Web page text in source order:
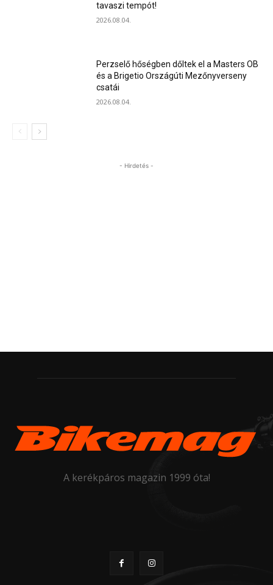
tavaszi tempót!
2026.08.04.
Perzselő hőségben dőltek el a Masters OB
és a Brigetio Országúti Mezőnyverseny
csatái
2026.08.04.
- Hirdetés -
A kerékpáros magazin 1999 óta!